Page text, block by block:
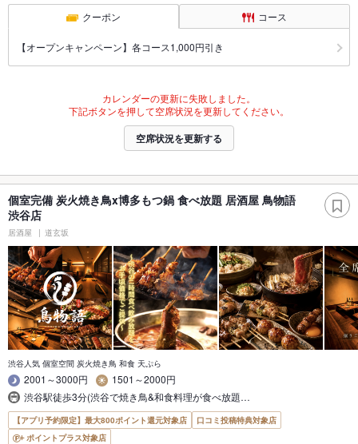
クーポン コース
【オープンキャンペーン】各コース1,000円引き
カレンダーの更新に失敗しました。
下記ボタンを押して空席状況を更新してください。
空席状況を更新する
個室完備 炭火焼き鳥x博多もつ鍋 食べ放題 居酒屋 鳥物語
渋谷店
居酒屋 道玄坂
渋谷人気 個室空間 炭火焼き鳥 和食 天ぷら
2001～3000円
1501～2000円
渋谷駅徒歩3分(渋谷で焼き鳥&和食料理が食べ放題…
【アプリ予約限定】最大800ポイント還元対象店
口コミ投稿特典対象店
ポイントプラス対象店